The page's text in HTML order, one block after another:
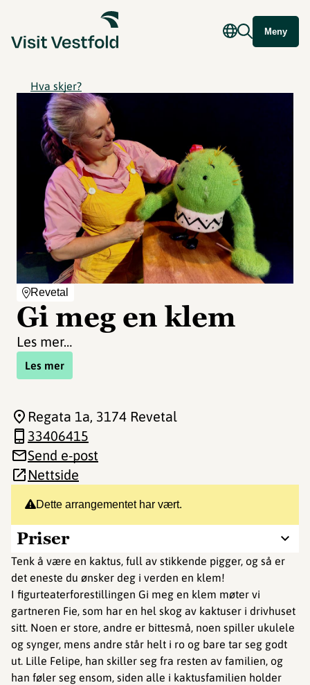
Meny
Hva skjer?
Revetal
Gi meg en klem
Les mer…
Les mer
Dette arrangementet har vært.
Priser
Tenk å være en kaktus, full av stikkende pigger, og så er
det eneste du ønsker deg i verden en klem!
I figurteaterforestillingen Gi meg en klem møter vi
gartneren Fie, som har en hel skog av kaktuser i drivhuset
sitt. Noen er store, andre er bittesmå, noen spiller ukulele
og synger, mens andre står helt i ro og bare tar seg godt
ut. Lille Felipe, han skiller seg fra resten av familien, og
han føler seg ensom, siden alle i kaktusfamilien holder
Regata 1a, 3174 Revetal
33406415
Send e-post
Nettside